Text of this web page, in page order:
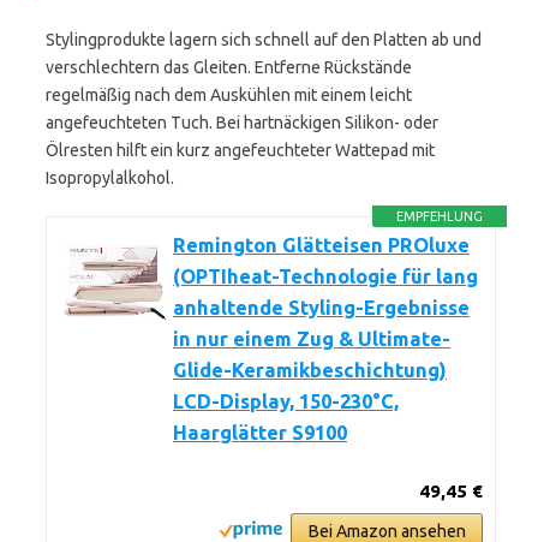
Stylingprodukte lagern sich schnell auf den Platten ab und
verschlechtern das Gleiten. Entferne Rückstände
regelmäßig nach dem Auskühlen mit einem leicht
angefeuchteten Tuch. Bei hartnäckigen Silikon- oder
Ölresten hilft ein kurz angefeuchteter Wattepad mit
Isopropylalkohol.
EMPFEHLUNG
Remington Glätteisen PROluxe
(OPTIheat-Technologie für lang
anhaltende Styling-Ergebnisse
in nur einem Zug & Ultimate-
Glide-Keramikbeschichtung)
LCD-Display, 150-230°C,
Haarglätter S9100
49,45 €
Bei Amazon ansehen